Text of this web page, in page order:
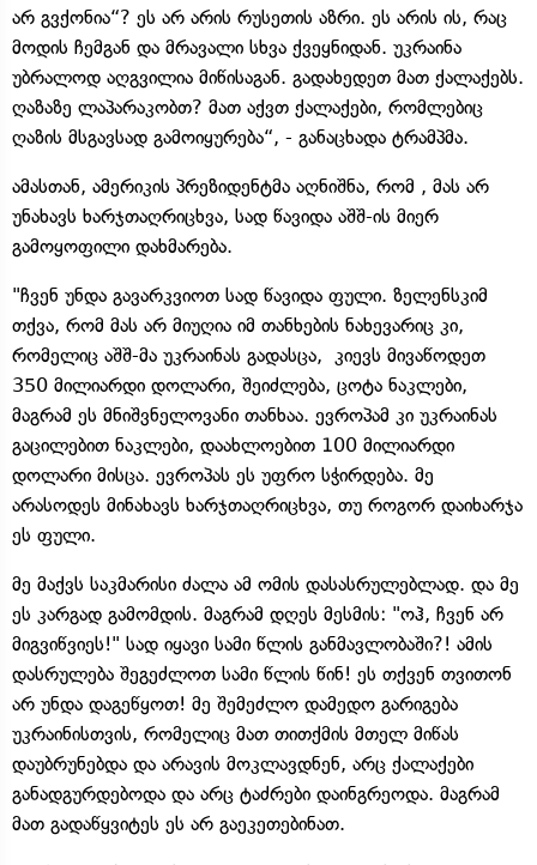
არ გვქონია“? ეს არ არის რუსეთის აზრი. ეს არის ის, რაც
მოდის ჩემგან და მრავალი სხვა ქვეყნიდან. უკრაინა
უბრალოდ აღგვილია მიწისაგან. გადახედეთ მათ ქალაქებს.
ღაზაზე ლაპარაკობთ? მათ აქვთ ქალაქები, რომლებიც
ღაზის მსგავსად გამოიყურება“, - განაცხადა ტრამპმა.
ამასთან, ამერიკის პრეზიდენტმა აღნიშნა, რომ , მას არ
უნახავს ხარჯთაღრიცხვა, სად წავიდა აშშ-ის მიერ
გამოყოფილი დახმარება.
"ჩვენ უნდა გავარკვიოთ სად წავიდა ფული. ზელენსკიმ
თქვა, რომ მას არ მიუღია იმ თანხების ნახევარიც კი,
რომელიც აშშ-მა უკრაინას გადასცა, კიევს მივაწოდეთ
350 მილიარდი დოლარი, შეიძლება, ცოტა ნაკლები,
მაგრამ ეს მნიშვნელოვანი თანხაა. ევროპამ კი უკრაინას
გაცილებით ნაკლები, დაახლოებით 100 მილიარდი
დოლარი მისცა. ევროპას ეს უფრო სჭირდება. მე
არასოდეს მინახავს ხარჯთაღრიცხვა, თუ როგორ დაიხარჯა
ეს ფული.
მე მაქვს საკმარისი ძალა ამ ომის დასასრულებლად. და მე
ეს კარგად გამომდის. მაგრამ დღეს მესმის: "ოჰ, ჩვენ არ
მიგვიწვიეს!" სად იყავი სამი წლის განმავლობაში?! ამის
დასრულება შეგეძლოთ სამი წლის წინ! ეს თქვენ თვითონ
არ უნდა დაგეწყოთ! მე შემეძლო დამედო გარიგება
უკრაინისთვის, რომელიც მათ თითქმის მთელ მიწას
დაუბრუნებდა და არავის მოკლავდნენ, არც ქალაქები
განადგურდებოდა და არც ტაძრები დაინგრეოდა. მაგრამ
მათ გადაწყვიტეს ეს არ გაეკეთებინათ.